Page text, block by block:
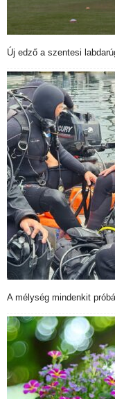
Új edző a szentesi
A mélység mindenkit